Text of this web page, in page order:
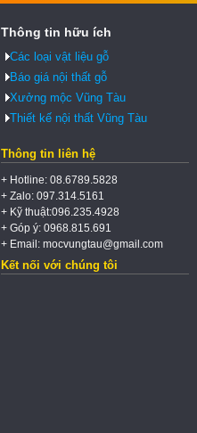
Thông tin hữu ích
Các loại vật liệu gỗ
Báo giá nội thất gỗ
Xưởng mộc Vũng Tàu
Thiết kế nội thất Vũng Tàu
Thông tin liên hệ
+ Hotline: 08.6789.5828
+ Zalo: 097.314.5161
+ Kỹ thuật:096.235.4928
+ Góp ý: 0968.815.691
+ Email: mocvungtau@gmail.com
Kết nối với chúng tôi